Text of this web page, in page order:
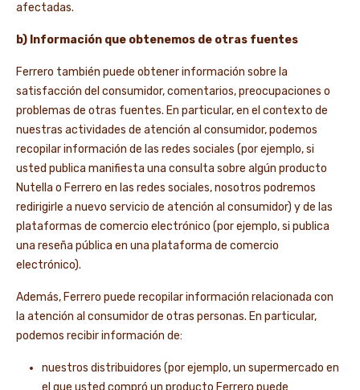
afectadas.
b) Información que obtenemos de otras fuentes
Ferrero también puede obtener información sobre la
satisfacción del consumidor, comentarios, preocupaciones o
problemas de otras fuentes. En particular, en el contexto de
nuestras actividades de atención al consumidor, podemos
recopilar información de las redes sociales (por ejemplo, si
usted publica manifiesta una consulta sobre algún producto
Nutella o Ferrero en las redes sociales, nosotros podremos
redirigirle a nuevo servicio de atención al consumidor) y de las
plataformas de comercio electrónico (por ejemplo, si publica
una reseña pública en una plataforma de comercio
electrónico).
Además, Ferrero puede recopilar información relacionada con
la atención al consumidor de otras personas. En particular,
podemos recibir información de:
nuestros distribuidores (por ejemplo, un supermercado en
el que usted compró un producto Ferrero puede